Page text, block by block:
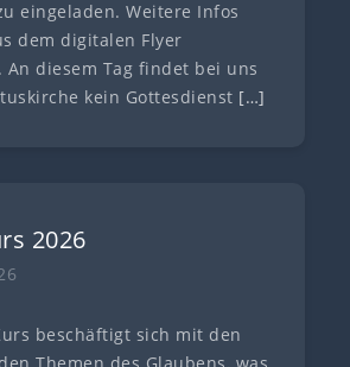
eingeladen. Weitere Infos
dem digitalen Flyer
An diesem Tag findet bei uns
kein Gottesdienst […]
2026
beschäftigt sich mit den